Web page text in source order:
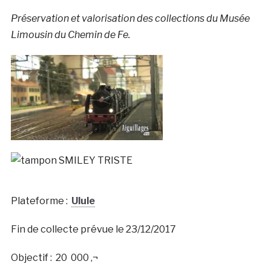
Préservation et valorisation des collections du Musée
Limousin du Chemin de Fe.
Plateforme : Ulule
Fin de collecte prévue le 23/12/2017
Objectif : 20 000 ‚¬